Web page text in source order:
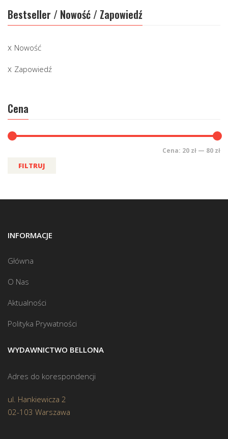
Bestseller / Nowość / Zapowiedź
Nowość
Zapowiedź
Cena
FILTRUJ
Cena: 20 zł — 80 zł
INFORMACJE
Główna
O Nas
Aktualności
Polityka Prywatności
WYDAWNICTWO BELLONA
Adres do korespondencji
ul. Hankiewicza 2
02-103 Warszawa